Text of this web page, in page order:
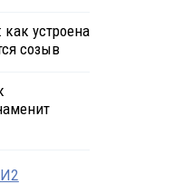
устроена
созыв